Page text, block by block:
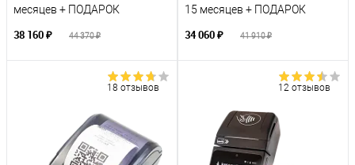
месяцев + ПОДАРОК
38 160 ₽ 44 370 ₽
15 месяцев + ПОДАРОК
34 060 ₽ 41 910 ₽
18 отзывов 12 отзывов